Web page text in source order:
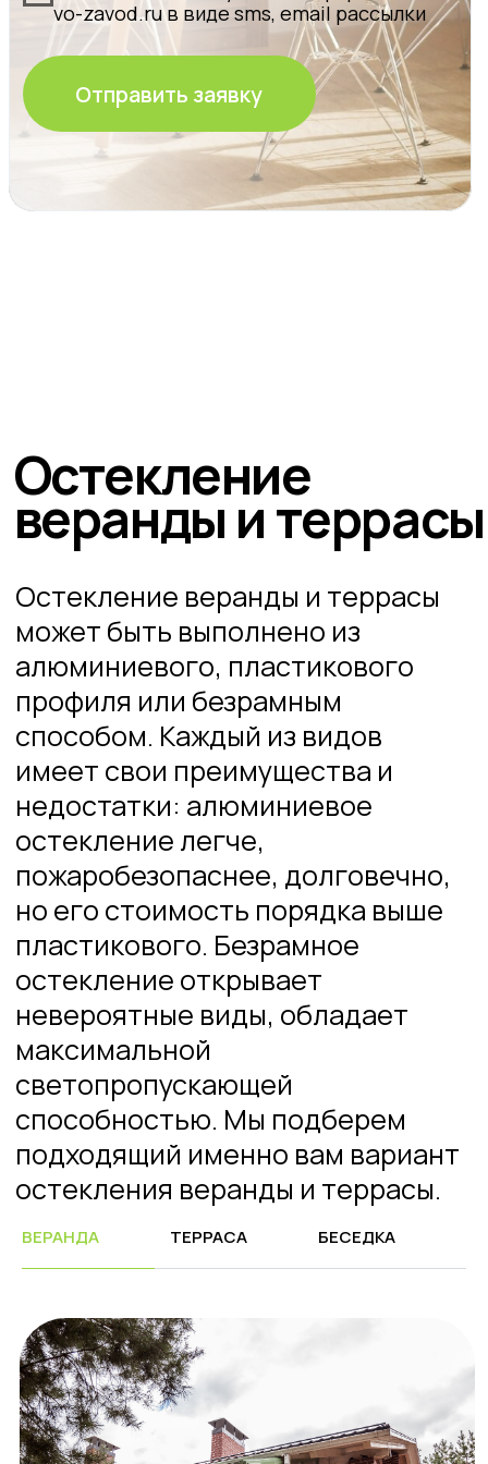
ВЕРАНДА ТЕРРАСА БЕСЕДКА
Заказать
остекление
Рассчитайте стоимость в WhatsApp
Виды
остекления
террас
Расчет стоимости
остекления террас
Oknapeople – лидер в остеклении